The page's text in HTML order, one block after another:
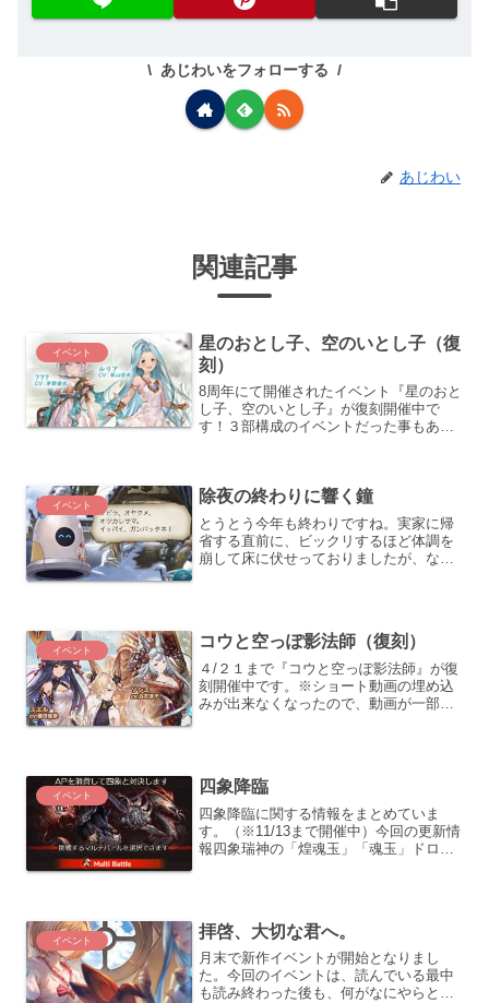
あじわいをフォローする
あじわい
関連記事
イベント
星のおとし子、空のいとし子（復
刻）
8周年にて開催されたイベント『星のおと
し子、空のいとし子』が復刻開催中で
す！３部構成のイベントだった事もあ
（初回討伐報酬だけ回収す...
イベント 除夜の終わりに響く鐘
とうとう今年も終わりですね。実家に帰
省する直前に、ビックリするほど体調を
崩して床に伏せっておりましたが、なん
イベント コウと空っぽ影法師（復刻）
４/２１まで『コウと空っぽ影法師』が復
刻開催中です。※ショート動画の埋め込
みが出来なくなったので、動画が一部リ
イベント 四象降臨
四象降臨に関する情報をまとめていま
す。（※11/13まで開催中）今回の更新情
報四象瑞神の「煌魂玉」「魂玉」ドロッ
イベント 拝啓、大切な君へ。
月末で新作イベントが開始となりまし
た。今回のイベントは、読んでいる最中
も読み終わった後も、何がなにやらとい